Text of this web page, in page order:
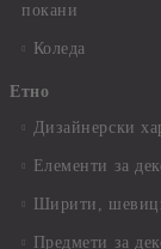
покани
Коледа
Етно
Дизайнерски
Елементи за
Ширити,
Предмети за